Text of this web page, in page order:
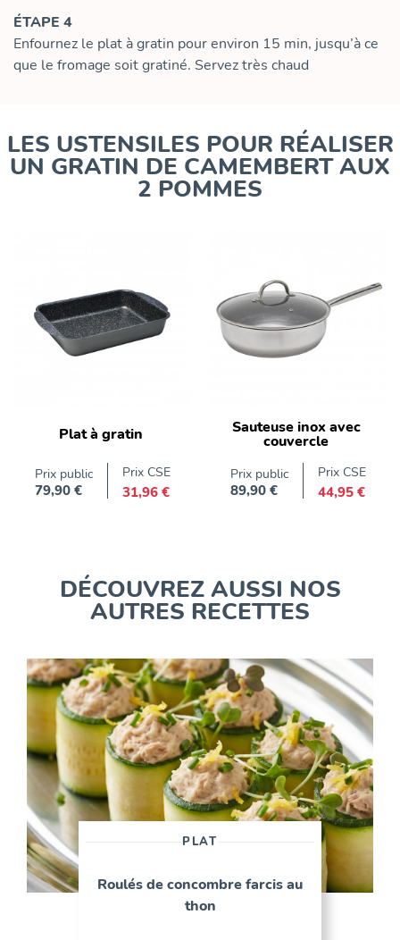
ÉTAPE 4
Enfournez le plat à gratin pour environ 15 min, jusqu’à ce
que le fromage soit gratiné. Servez très chaud
LES USTENSILES POUR RÉALISER
UN GRATIN DE CAMEMBERT AUX
2 POMMES
Plat à gratin
Prix public
Prix
79,90 €
Prix CSE
31,96 €
Sauteuse inox avec
couvercle
Prix public
Prix
89,90 €
Prix CSE
44,95 €
DÉCOUVREZ AUSSI NOS
AUTRES RECETTES
PLAT
Roulés de concombre farcis au
thon